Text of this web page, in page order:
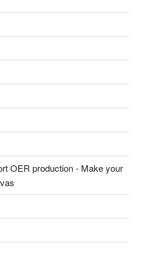
OER production - Make your